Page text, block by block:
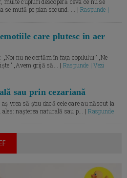
se mută pe plan secund. ... |Raspunde |
care plutesc in aer
nu ne certăm în fața copilului.” „Ne
„Avem grijă să... | Raspunde | Vezi
sau prin cezariană
vrea să știu dacă cele care au născut la
ales: nașterea naturală sau p... |Raspunde |